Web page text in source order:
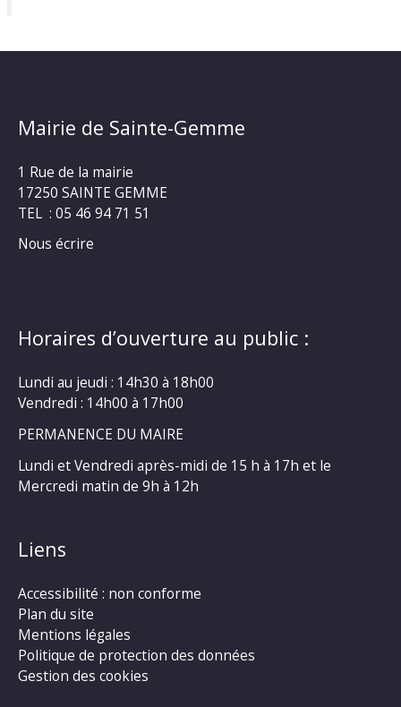
Mairie de Sainte-Gemme
1 Rue de la mairie
17250 SAINTE GEMME
TEL : 05 46 94 71 51
Nous écrire
Horaires d’ouverture au public :
Lundi au jeudi : 14h30 à 18h00
Vendredi : 14h00 à 17h00
PERMANENCE DU MAIRE
Lundi et Vendredi après-midi de 15 h à 17h et le
Mercredi matin de 9h à 12h
Liens
Accessibilité : non conforme
Plan du site
Mentions légales
Politique de protection des données
Gestion des cookies